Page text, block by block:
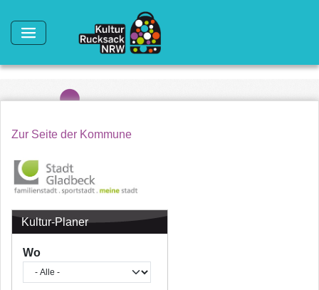
Zur Seite der Kommune
Kultur-Planer
Wo